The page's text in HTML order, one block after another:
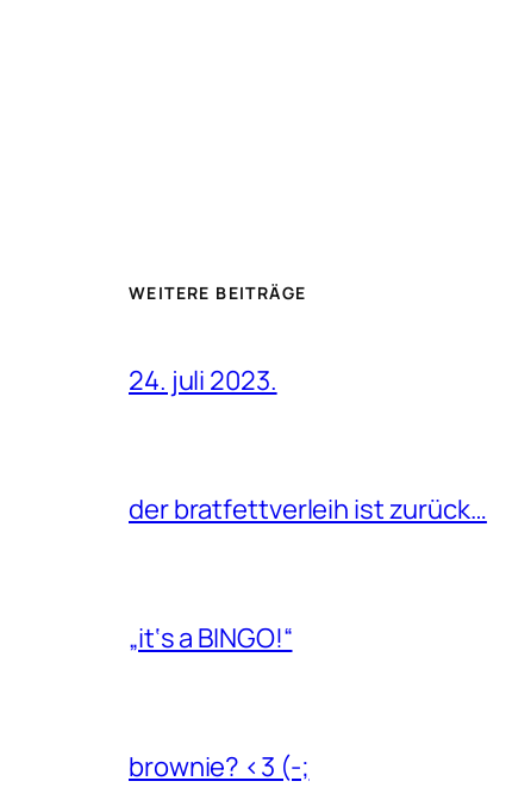
WEITERE BEITRÄGE
24. juli 2023.
der bratfettverleih ist zurück…
„it‘s a BINGO!“
brownie? <3 (-;